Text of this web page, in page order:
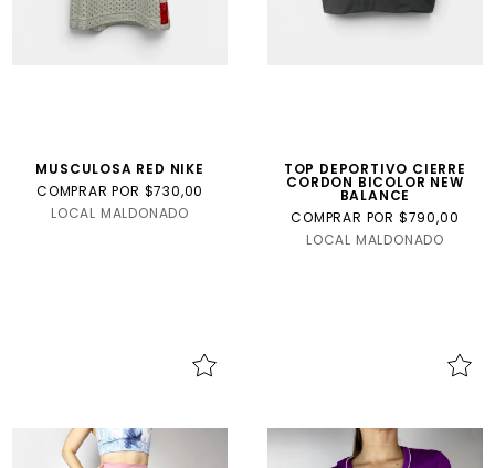
MUSCULOSA RED NIKE
COMPRAR POR $730,00
LOCAL MALDONADO
TOP DEPORTIVO CIERRE
CORDON BICOLOR NEW
BALANCE
COMPRAR POR $790,00
LOCAL MALDONADO